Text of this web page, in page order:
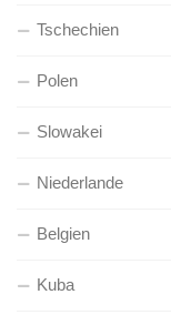
Tschechien
Polen
Slowakei
Niederlande
Belgien
Kuba